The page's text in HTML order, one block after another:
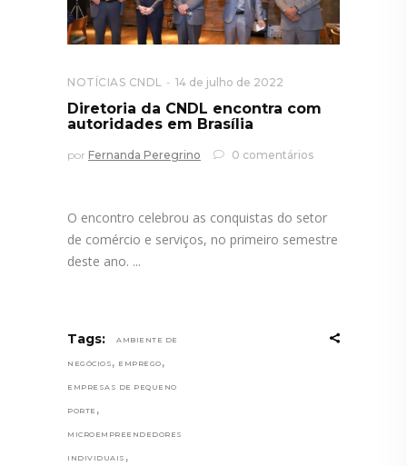
NOTÍCIAS CNDL 14 de julho de 2022
Diretoria da CNDL encontra com
autoridades em Brasília
por Fernanda Peregrino 0 comentários
O encontro celebrou as conquistas do setor
de comércio e serviços, no primeiro semestre
deste ano.
Tags: AMBIENTE DE
NEGÓCIOS , EMPREGO ,
EMPRESAS DE PEQUENO
PORTE ,
MICROEMPREENDEDORES
INDIVIDUAIS ,